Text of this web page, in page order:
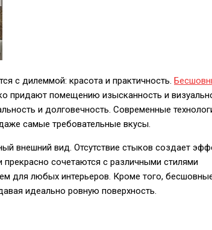
с дилеммой: красота и практичность.
придают помещению изысканность и
и долговечность. Современные
самые требовательные вкусы.
внешний вид. Отсутствие стыков создает
сочетаются с различными стилями
для любых интерьеров. Кроме того,
идеально ровную поверхность.